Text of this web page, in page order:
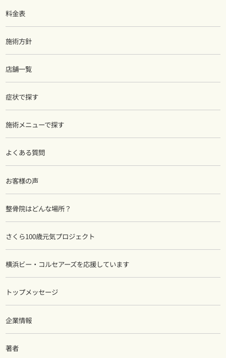
料金表
施術方針
店舗一覧
症状で探す
施術メニューで探す
よくある質問
お客様の声
整骨院はどんな場所？
さくら100歳元気プロジェクト
横浜ビー・コルセアーズを応援しています
トップメッセージ
企業情報
著者